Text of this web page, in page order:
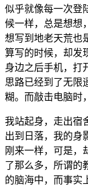
似乎就像每一次登
候一样，总是想想
想写到地老天荒也
算写的时候，却发
身边之后手机，打
思路已经到了无限
糊。而敲击电脑时
我站起身，走出宿
出到日落，我的身
刚来一样，可是，
了那么多，所谓的
的脑海中，而事实